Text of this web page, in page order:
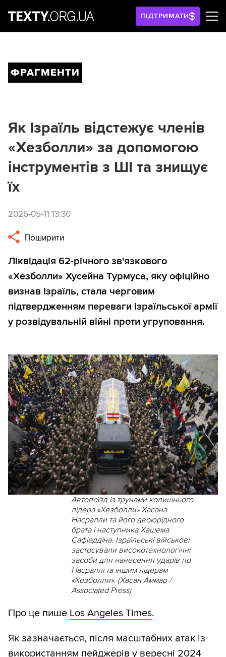
ПІДТРИМАТИ
ФРАГМЕНТИ
Як Ізраїль відстежує членів
«Хезболли» за допомогою
інструментів з ШІ та знищує
їх
2026-05-11 13:30
Поширити
Ліквідація 62-річного зв'язкового
«Хезболли» Хусейна Турмуса, яку офіційно
визнав Ізраїль, стала черговим
підтвердженням переваги ізраїльської армії
у розвідувальній війні проти угруповання.
Автопоїзд із трунами колишнього
лідера «Хезболли» Хасана
Насралли та його двоюрідного
брата і наступника Хашема
Сафіеддіна. Ізраїльські військові
застосували високотехнологічні
засоби для нанесення ударів по
Насраллі та іншим лідерам
«Хезболли». (Хасан Аммар /
Associated Press)
Про це пише Los Angeles Times.
Як зазначається, після масштабних атак із
використанням пейджерів у вересні 2024